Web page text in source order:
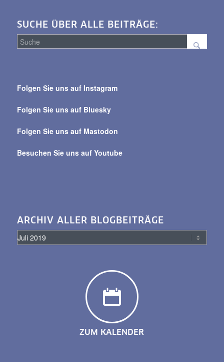
SUCHE ÜBER ALLE BEITRÄGE:
alle
Folgen Sie uns auf Instagram
Folgen Sie uns auf Bluesky
Folgen Sie uns auf Mastodon
Besuchen Sie uns auf Youtube
ARCHIV ALLER BLOGBEITRÄGE
ZUM KALENDER